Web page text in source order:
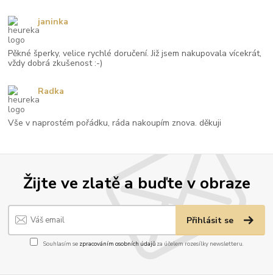
Žijte ve zlatě a buďte v obraze
Přihlásit se
Souhlasím se zpracováním osobních údajůza účelem rozesílky newsletteru.
Pěkné šperky, velice rychlé doručení. Již jsem nakupovala vícekrát,
vždy dobrá zkušenost :-)
janinka
Vše v naprostém pořádku, ráda nakoupím znova. děkuji
Radka